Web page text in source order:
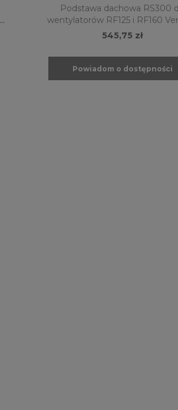
Podstawa dachowa RS300
wentylatorów RF125 i RF160
Industries
545,75 zł
Powiadom o dostępności